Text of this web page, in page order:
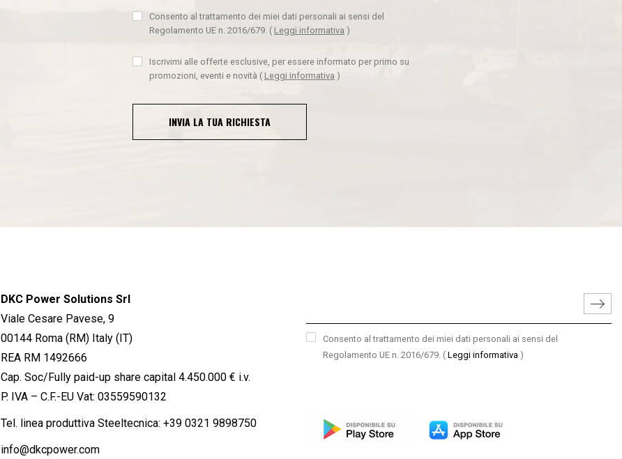
Consento al trattamento dei miei dati personali ai sensi del
Regolamento UE n. 2016/679. ( Leggi informativa )
Iscrivimi alle offerte esclusive, per essere informato per primo su
promozioni, eventi e novità ( Leggi informativa )
INVIA LA TUA RICHIESTA
DKC Power Solutions Srl
Viale Cesare Pavese, 9
00144 Roma (RM) Italy (IT)
REA RM 1492666
Cap. Soc/Fully paid-up share capital 4.450.000 € i.v.
P. IVA – C.F.-EU Vat: 03559590132
Tel. linea produttiva Steeltecnica: +39 0321 9898750
info@dkcpower.com
Consento al trattamento dei miei dati personali ai sensi del
Regolamento UE n. 2016/679. ( Leggi informativa )